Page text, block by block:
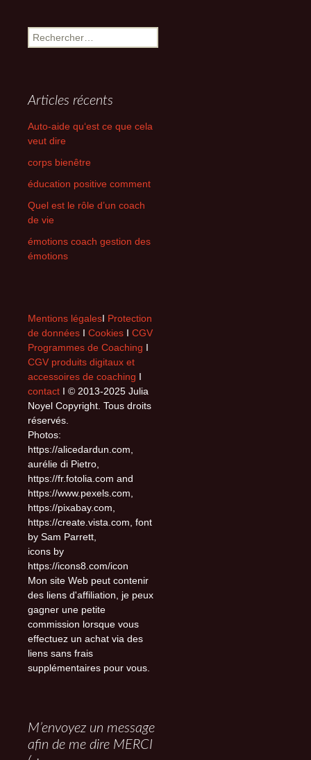
Rechercher :
Articles récents
Auto-aide qu‘est ce que cela
veut dire
corps bienêtre
éducation positive comment
Quel est le rôle d’un coach
de vie
émotions coach gestion des
émotions
Mentions légalesI Protection
de données I Cookies I CGV
Programmes de Coaching I
CGV produits digitaux et
accessoires de coaching I
contact I © 2013-2025 Julia
Noyel Copyright. Tous droits
réservés.
Photos:
https://alicedardun.com,
aurélie di Pietro,
https://fr.fotolia.com and
https://www.pexels.com,
https://pixabay.com,
https://create.vista.com, font
by Sam Parrett,
icons by
https://icons8.com/icon
Mon site Web peut contenir
des liens d'affiliation, je peux
gagner une petite
commission lorsque vous
effectuez un achat via des
liens sans frais
supplémentaires pour vous.
M’envoyez un message
afin de me dire MERCI